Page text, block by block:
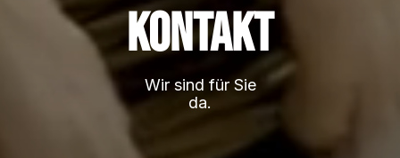
Kontakt
Wir sind für Sie
da.